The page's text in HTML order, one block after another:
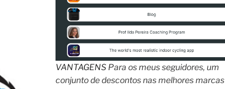
VANTAGENSPara os meus seguidores, um
conjunto de descontos nas melhores marcas